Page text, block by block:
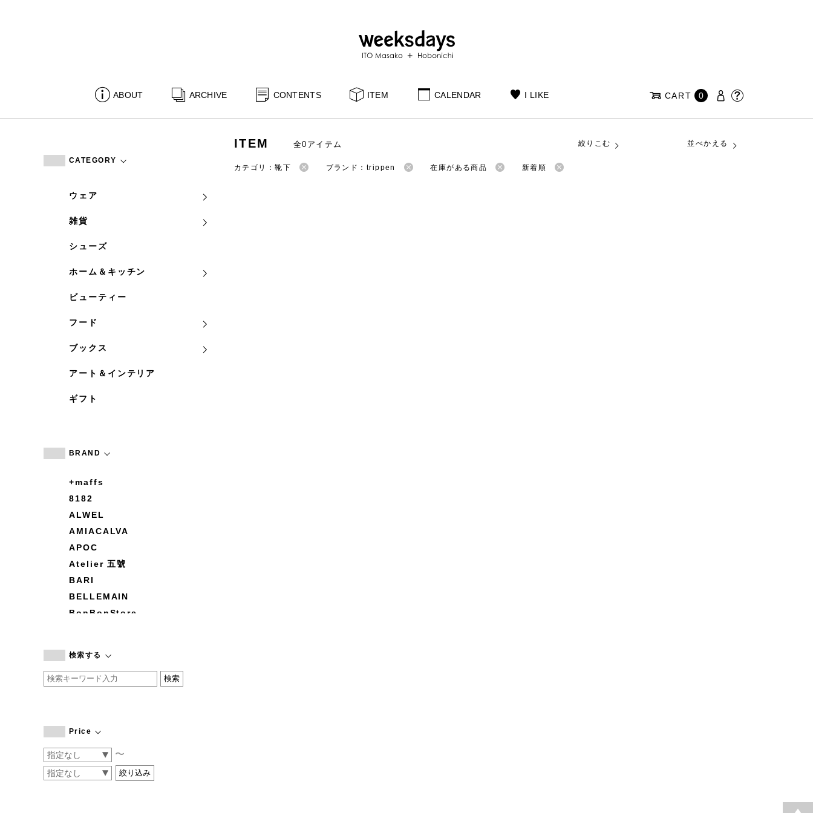
ABOUT ARCHIVE CONTENTS ITEM CALENDAR I LIKE CART 0
CATEGORY
ウェア
雑貨
シューズ
ホーム＆キッチン
ビューティー
フード
ブックス
アート＆インテリア
ギフト
BRAND
+maffs
8182
ALWEL
AMIACALVA
APOC
Atelier 五號
BARI
BELLEMAIN
BonBonStore
by basics
CATWORTH
COGTHEBIGSMOKE
CONVERSE
DEAN & DELUCA
検索する
Price
〜
ITEM 全0アイテム 絞りこむ 並べかえる
カテゴリ：靴下 ブランド：trippen 在庫がある商品 新着順